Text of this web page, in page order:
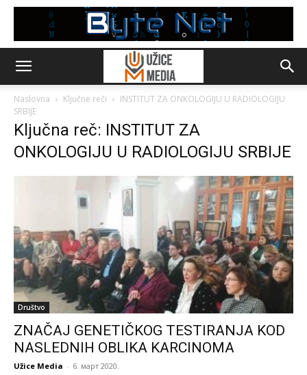
Naslovna Ključne reči
INSTITUT ZA ONKOLOGIJU U RADIOLOGIJU
SRBIJE
Ključna reč: INSTITUT ZA
ONKOLOGIJU U RADIOLOGIJU SRBIJE
Društvo
ZNAČAJ GENETIČKOG TESTIRANJA KOD
NASLEDNIH OBLIKA KARCINOMA
Užice Media - 6. март 2020.